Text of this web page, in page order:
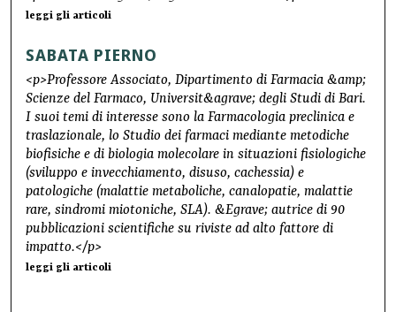
leggi gli articoli
SABATA PIERNO
<p>Professore Associato, Dipartimento di Farmacia &amp;
Scienze del Farmaco, Universit&agrave; degli Studi di Bari.
I suoi temi di interesse sono la Farmacologia preclinica e
traslazionale, lo Studio dei farmaci mediante metodiche
biofisiche e di biologia molecolare in situazioni fisiologiche
(sviluppo e invecchiamento, disuso, cachessia) e
patologiche (malattie metaboliche, canalopatie, malattie
rare, sindromi miotoniche, SLA). &Egrave; autrice di 90
pubblicazioni scientifiche su riviste ad alto fattore di
impatto.</p>
leggi gli articoli